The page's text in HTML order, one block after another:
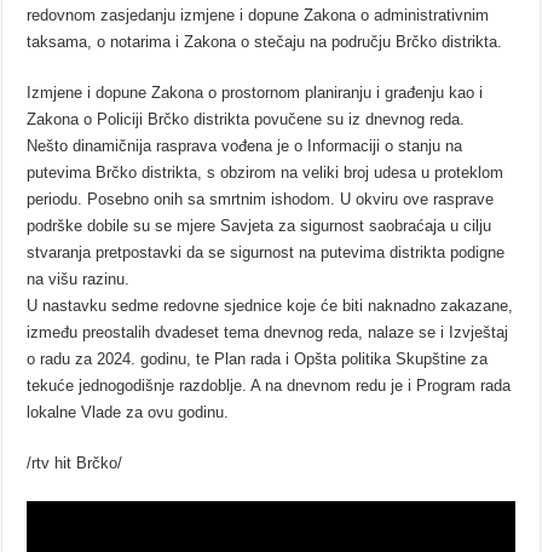
redovnom zasjedanju izmjene i dopune Zakona o administrativnim
taksama, o notarima i Zakona o stečaju na području Brčko distrikta.
Izmjene i dopune Zakona o prostornom planiranju i građenju kao i
Zakona o Policiji Brčko distrikta povučene su iz dnevnog reda.
Nešto dinamičnija rasprava vođena je o Informaciji o stanju na
putevima Brčko distrikta, s obzirom na veliki broj udesa u proteklom
periodu. Posebno onih sa smrtnim ishodom. U okviru ove rasprave
podrške dobile su se mjere Savjeta za sigurnost saobraćaja u cilju
stvaranja pretpostavki da se sigurnost na putevima distrikta podigne
na višu razinu.
U nastavku sedme redovne sjednice koje će biti naknadno zakazane,
između preostalih dvadeset tema dnevnog reda, nalaze se i Izvještaj
o radu za 2024. godinu, te Plan rada i Opšta politika Skupštine za
tekuće jednogodišnje razdoblje. A na dnevnom redu je i Program rada
lokalne Vlade za ovu godinu.
/rtv hit Brčko/